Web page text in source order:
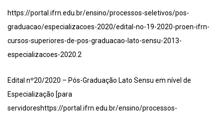
https://portal.ifrn.edu.br/ensino/processos-seletivos/pos-
graduacao/especializacoes-2020/edital-no-19-2020-proen-ifrn-
cursos-superiores-de-pos-graduacao-lato-sensu-2013-
especializacoes-2020.2
Edital nº20/2020 – Pós-Graduação Lato Sensu em nível de
Especialização [para
servidoreshttps://portal.ifrn.edu.br/ensino/processos-